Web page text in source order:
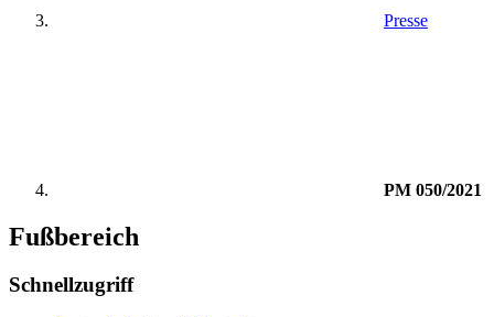
Presse
PM 050/2021
Fußbereich
Schnellzugriff